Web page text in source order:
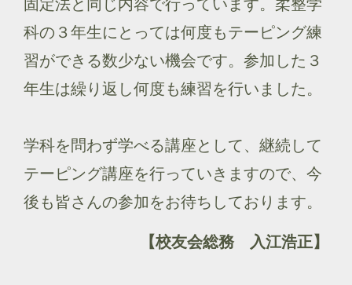
固定法と同じ内容で行っています。柔整学
科の３年生にとっては何度もテーピング練
習ができる数少ない機会です。参加した３
年生は繰り返し何度も練習を行いました。
学科を問わず学べる講座として、継続して
テーピング講座を行っていきますので、今
後も皆さんの参加をお待ちしております。
【校友会総務 入江浩正】